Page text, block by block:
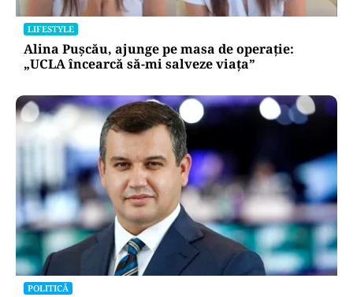
LIFESTYLE
Alina Pușcău, ajunge pe masa de operație:
„UCLA încearcă să-mi salveze viața”
POLITICĂ